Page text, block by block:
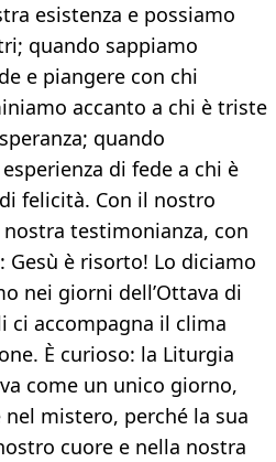
esistenza e possiamo
quando sappiamo
e piangere con chi
accanto a chi è triste
quando
di fede a chi è
felicità. Con il nostro
testimonianza, con
è risorto! Lo diciamo
nei giorni dell’Ottava di
ci accompagna il clima
È curioso: la Liturgia
come un unico giorno,
mistero, perché la sua
cuore e nella nostra